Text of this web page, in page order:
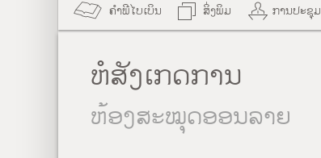
ຄຳພີໄບເບິນ ສິ່ງພິມ ການປະຊຸມ
ຫໍສັງເກດການ
ຫ້ອງສະໝຸດອອນລາຍ